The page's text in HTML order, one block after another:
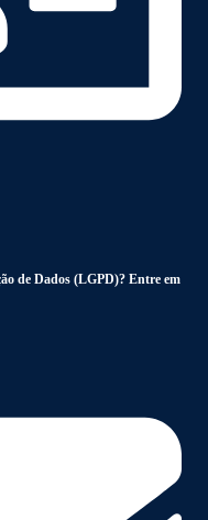
de Dados (LGPD)? Entre em